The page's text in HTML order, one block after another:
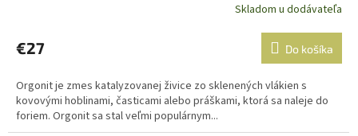
Skladom u dodávateľa
€27 Do košíka
Orgonit je zmes katalyzovanej živice zo sklenených vlákien s
kovovými hoblinami, časticami alebo práškami, ktorá sa naleje do
foriem. Orgonit sa stal veľmi populárnym...